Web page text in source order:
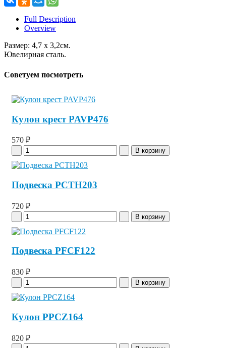
Full Description
Overview
Размер: 4,7 x 3,2см.
Ювелирная сталь.
Советуем посмотреть
Кулон крест PAVP476
570 ₽
Подвеска PCTH203
720 ₽
Подвеска PFCF122
830 ₽
Кулон PPCZ164
820 ₽